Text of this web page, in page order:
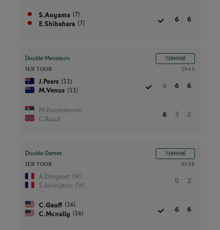
S.Aoyama (7)
E.Shibahara (7)
6 6
Double Messieurs TERMINÉ
1ER TOUR 1h43
J.Peers (11)
M.Venus (11)
4 6 6
M.Kecmanovic
C.Ruud
6 3 2
Double Dames TERMINÉ
1ER TOUR 0h58
A.Droguet (W)
S.Janicijevic (W)
0 2
C.Gauff (16)
C.Mcnally (16)
6 6